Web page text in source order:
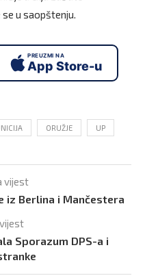
u saopštenju.
PREUZMI NA
App Store-u
ORUŽJE UP
vijest
Berlina i Mančestera
Sporazum DPS-a i